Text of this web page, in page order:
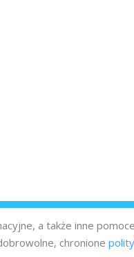
a także inne
chronione